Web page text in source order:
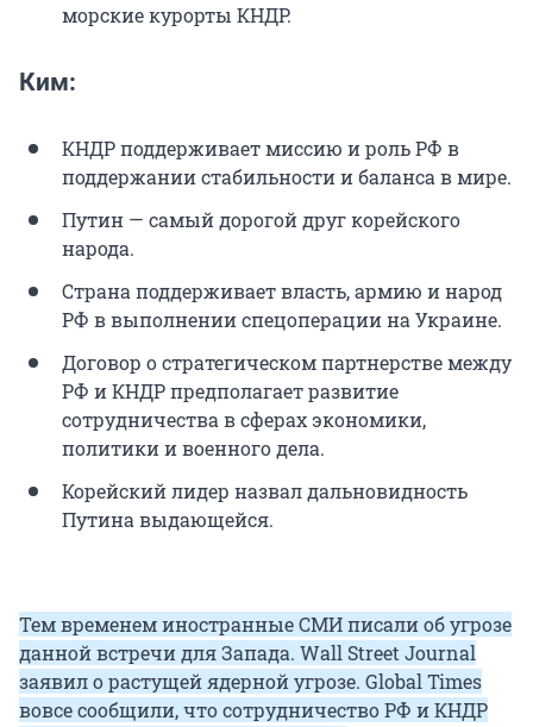
морские курорты КНДР.
Ким:
КНДР поддерживает миссию и роль РФ в
поддержании стабильности и баланса в мире.
Путин — самый дорогой друг корейского
народа.
Страна поддерживает власть, армию и народ
РФ в выполнении спецоперации на Украине.
Договор о стратегическом партнерстве между
РФ и КНДР предполагает развитие
сотрудничества в сферах экономики,
политики и военного дела.
Корейский лидер назвал дальновидность
Путина выдающейся.
Тем временем иностранные СМИ писали об угрозе
данной встречи для Запада. Wall Street Journal
заявил о растущей ядерной угрозе. Global Times
вовсе сообщили, что сотрудничество РФ и КНДР